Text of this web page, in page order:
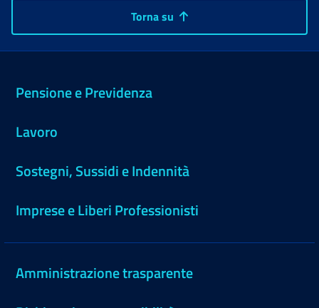
Torna su
Pensione e Previdenza
Lavoro
Sostegni, Sussidi e Indennità
Imprese e Liberi Professionisti
Amministrazione trasparente